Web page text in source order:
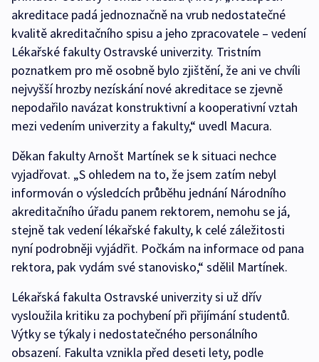
akreditace padá jednoznačně na vrub nedostatečné
kvalitě akreditačního spisu a jeho zpracovatele – vedení
Lékařské fakulty Ostravské univerzity. Tristním
poznatkem pro mě osobně bylo zjištění, že ani ve chvíli
nejvyšší hrozby nezískání nové akreditace se zjevně
nepodařilo navázat konstruktivní a kooperativní vztah
mezi vedením univerzity a fakulty,“ uvedl Macura.
Děkan fakulty Arnošt Martínek se k situaci nechce
vyjadřovat. „S ohledem na to, že jsem zatím nebyl
informován o výsledcích průběhu jednání Národního
akreditačního úřadu panem rektorem, nemohu se já,
stejně tak vedení lékařské fakulty, k celé záležitosti
nyní podrobněji vyjádřit. Počkám na informace od pana
rektora, pak vydám své stanovisko,“ sdělil Martínek.
Lékařská fakulta Ostravské univerzity si už dřív
vysloužila kritiku za pochybení při přijímání studentů.
Výtky se týkaly i nedostatečného personálního
obsazení. Fakulta vznikla před deseti lety, podle